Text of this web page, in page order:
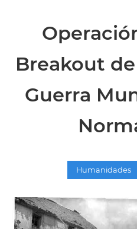
Breakout
Guerra
Humanidades